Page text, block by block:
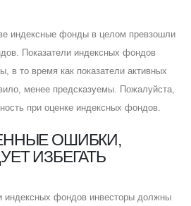
индексные фонды в целом превзошли
Показатели индексных фондов
в то время как показатели активных
менее предсказуемы. Пожалуйста,
при оценке индексных фондов.
ОШИБКИ,
ИЗБЕГАТЬ
индексных фондов инвесторы должны